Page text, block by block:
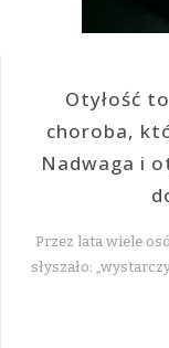
Otyłość
choroba,
Nadwaga i
Przez lata wiele
słyszało: